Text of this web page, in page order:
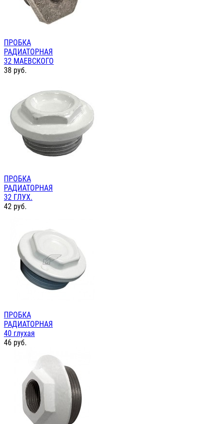
ПРОБКА
РАДИАТОРНАЯ
32 МАЕВСКОГО
38 руб.
ПРОБКА
РАДИАТОРНАЯ
32 ГЛУХ.
42 руб.
ПРОБКА
РАДИАТОРНАЯ
40 глухая
46 руб.